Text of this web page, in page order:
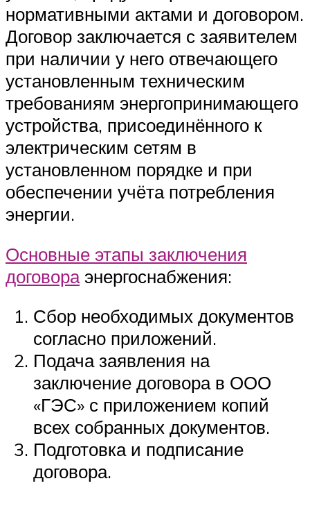
нормативными актами и договором.
Договор заключается с заявителем
при наличии у него отвечающего
установленным техническим
требованиям энергопринимающего
устройства, присоединённого к
электрическим сетям в
установленном порядке и при
обеспечении учёта потребления
энергии.
Основные этапы заключения
договораэнергоснабжения:
Сбор необходимых документов
согласно приложений.
Подача заявления на
заключение договора в ООО
«ГЭС» с приложением копий
всех собранных документов.
Подготовка и подписание
договора.